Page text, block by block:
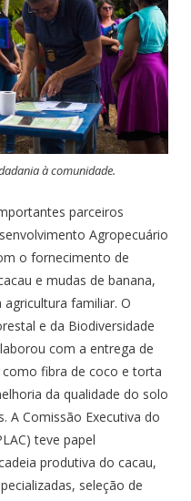
à comunidade.
parceiros
Agropecuário
o fornecimento de
e mudas de banana,
familiar. O
e da Biodiversidade
com a entrega de
fibra de coco e torta
da qualidade do solo
A Comissão Executiva do
teve papel
produtiva do cacau,
seleção de